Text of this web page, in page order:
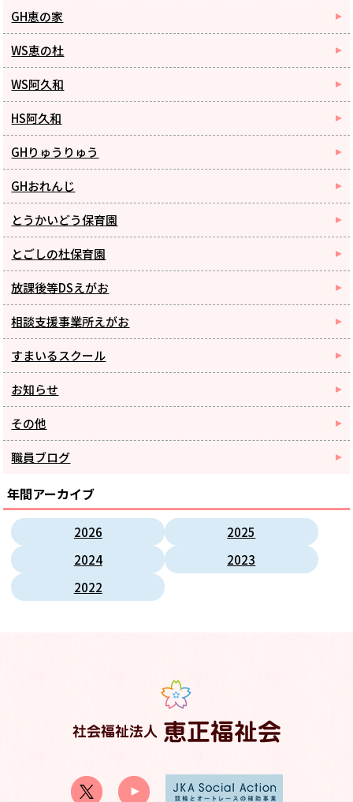
GH恵の家
WS恵の杜
WS阿久和
HS阿久和
GHりゅうりゅう
GHおれんじ
とうかいどう保育園
とごしの杜保育園
放課後等DSえがお
相談支援事業所えがお
すまいるスクール
お知らせ
その他
職員ブログ
年間アーカイブ
2026
2025
2024
2023
2022